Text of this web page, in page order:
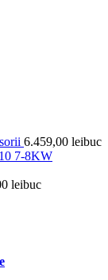
6.459,00 leibuc
7-8KW
leibuc